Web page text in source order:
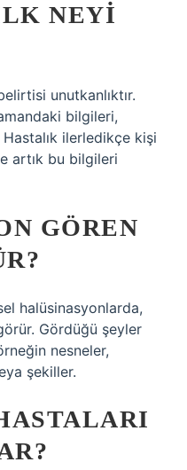
NEYI
unutkanlıktır.
bilgileri,
ilerledikçe kişi
artık bu bilgileri
GÖREN
halüsinasyonlarda,
Gördüğü şeyler
nesneler,
şekiller.